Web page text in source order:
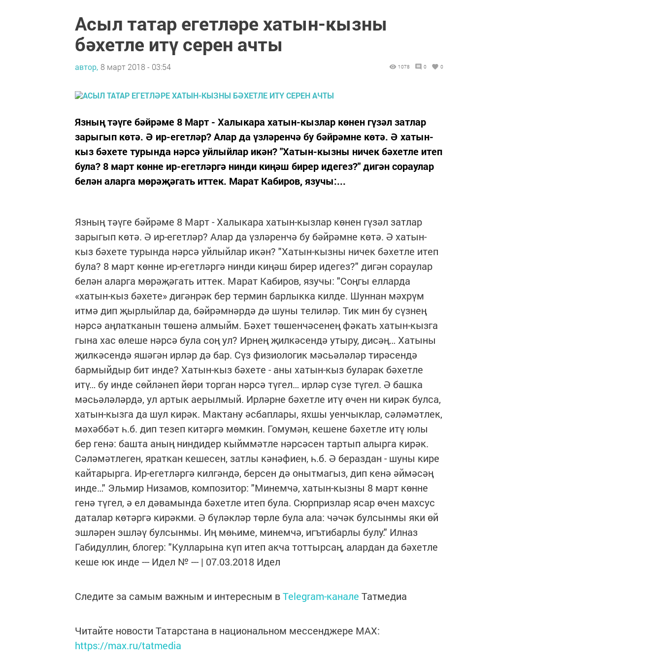
Асыл татар егетләре хатын-кызны
бәхетле итү серен ачты
автор, 8 март 2018 - 03:54 1078 0 0
Язның тәүге бәйрәме 8 Март - Халыкара хатын-кызлар көнен гүзәл затлар
зарыгып көтә. Ә ир-егетләр? Алар да үзләренчә бу бәйрәмне көтә. Ә хатын-
кыз бәхете турында нәрсә уйлыйлар икән? "Хатын-кызны ничек бәхетле итеп
була? 8 март көнне ир-егетләргә нинди киңәш бирер идегез?" дигән сораулар
белән аларга мөрәҗәгать иттек. Марат Кабиров, язучы:...
Язның тәүге бәйрәме 8 Март - Халыкара хатын-кызлар көнен гүзәл затлар
зарыгып көтә. Ә ир-егетләр? Алар да үзләренчә бу бәйрәмне көтә. Ә хатын-
кыз бәхете турында нәрсә уйлыйлар икән? "Хатын-кызны ничек бәхетле итеп
була? 8 март көнне ир-егетләргә нинди киңәш бирер идегез?" дигән сораулар
белән аларга мөрәҗәгать иттек. Марат Кабиров, язучы: "Соңгы елларда
«хатын-кыз бәхете» дигәнрәк бер термин барлыкка килде. Шуннан мәхрүм
итмә дип җырлыйлар да, бәйрәмнәрдә дә шуны телиләр. Тик мин бу сүзнең
нәрсә аңлатканын төшенә алмыйм. Бәхет төшенчәсенең фәкать хатын-кызга
гына хас өлеше нәрсә була соң ул? Ирнең җилкәсендә утыру, дисәң… Хатыны
җилкәсендә яшәгән ирләр дә бар. Сүз физиологик мәсьәләләр тирәсендә
бармыйдыр бит инде? Хатын-кыз бәхете - аны хатын-кыз буларак бәхетле
итү… бу инде сөйләнеп йөри торган нәрсә түгел… ирләр сүзе түгел. Ә башка
мәсьәләләрдә, ул артык аерылмый. Ирләрне бәхетле итү өчен ни кирәк булса,
хатын-кызга да шул кирәк. Мактану әсбаплары, яхшы уенчыклар, сәләмәтлек,
мәхәббәт һ.б. дип тезеп китәргә мөмкин. Гомумән, кешене бәхетле итү юлы
бер генә: башта аның ниндидер кыйммәтле нәрсәсен тартып алырга кирәк.
Сәләмәтлеген, яраткан кешесен, затлы кәнәфиен, һ.б. Ә бераздан - шуны кире
кайтарырга. Ир-егетләргә килгәндә, берсен дә онытмагыз, дип кенә әймәсәң
инде…" Эльмир Низамов, композитор: "Минемчә, хатын-кызны 8 март көнне
генә түгел, ә ел дәвамында бәхетле итеп була. Сюрпризлар ясар өчен махсус
даталар көтәргә кирәкми. Ә бүләкләр төрле була ала: чәчәк булсынмы яки өй
эшләрен эшләү булсынмы. Иң мөһиме, минемчә, игътибарлы булу." Илназ
Габидуллин, блогер: "Кулларына күп итеп акча тоттырсаң, алардан да бәхетле
кеше юк инде --- Идел № --- | 07.03.2018 Идел
Следите за самым важным и интересным вTelegram-канале Татмедиа
Читайте новости Татарстана в национальном мессенджере MАХ:
https://max.ru/tatmedia